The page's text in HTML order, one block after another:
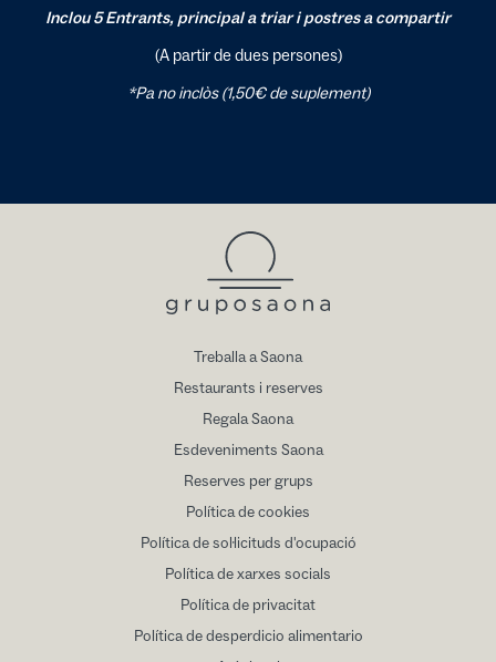
Inclou 5 Entrants, principal a triar i postres a compartir
(A partir de dues persones)
*Pa no inclòs (1,50€ de suplement)
Treballa a Saona
Restaurants i reserves
Regala Saona
Esdeveniments Saona
Reserves per grups
Política de cookies
Política de sol·licituds d'ocupació
Política de xarxes socials
Política de privacitat
Política de desperdicio alimentario